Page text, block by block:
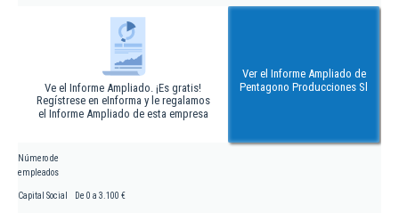
Ve el Informe Ampliado. ¡Es gratis!
Regístrese en eInforma y le regalamos
el Informe Ampliado de esta empresa
Ver el Informe Ampliado de
Pentagono Producciones Sl
Número de
empleados
Capital Social De 0 a 3.100 €